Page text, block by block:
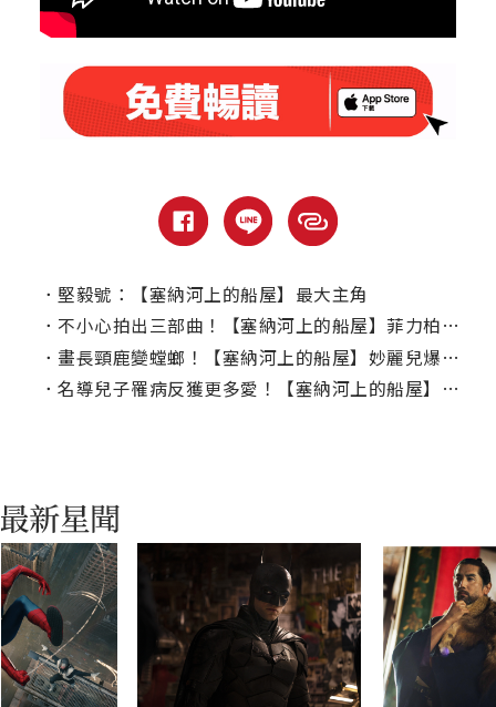
． 堅毅號：【塞納河上的船屋】最大主角
． 不小心拍出三部曲！【塞納河上的船屋】菲力柏特勇奪柏林金熊獎
． 畫長頸鹿變螳螂！【塞納河上的船屋】妙麗兒爆紅搶風采
． 名導兒子罹病反獲更多愛！【塞納河上的船屋】勇奪金熊獎